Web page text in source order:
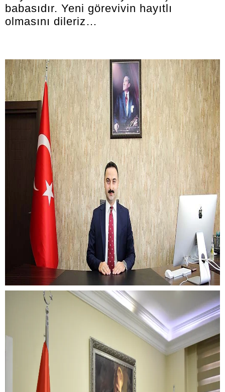
babasıdır. Yeni görevivin hayıtlı
olmasını dileriz…